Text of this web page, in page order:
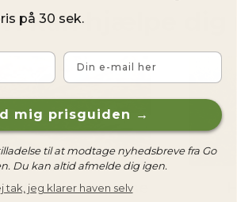
kan hjælpe dig
på 30 sek.
Email
mig prisguiden →
til at modtage nyhedsbreve fra Go
Du kan altid afmelde dig igen.
tak, jeg klarer haven selv